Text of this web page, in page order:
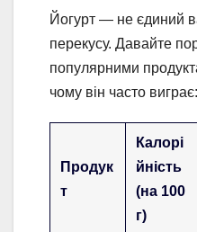
Йогурт — не єдиний
перекусу. Давайте
популярними
чому він часто виграє:
Продук
т
Калорі
йність
(на 100
г)